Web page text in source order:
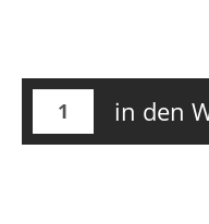
in den